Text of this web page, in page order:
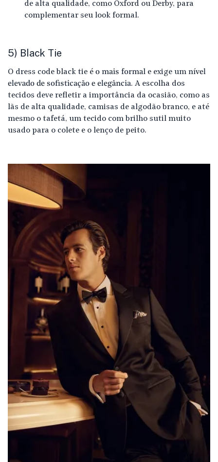
de alta qualidade, como Oxford ou Derby, para
complementar seu look formal.
5) Black Tie
O dress code black tie é o mais formal e exige um nível
elevado de sofisticação e elegância. A escolha dos
tecidos deve refletir a importância da ocasião, como as
lãs de alta qualidade, camisas de algodão branco, e até
mesmo o tafetá, um tecido com brilho sutil muito
usado para o colete e o lenço de peito.